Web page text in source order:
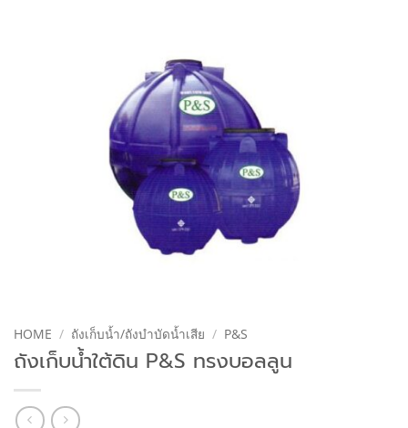
HOME / ถังเก็บน้ำ/ถังบำบัดน้ำเสีย / P&S
ถังเก็บน้ำใต้ดิน P&S ทรงบอลลูน